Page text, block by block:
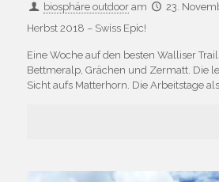
biosphäre outdoor am
23.
Herbst 2018 – Swiss Epic!
Eine Woche auf den besten Walliser
Bettmeralp, Grächen und Zermatt. Die
Sicht aufs Matterhorn. Die Arbeitstage